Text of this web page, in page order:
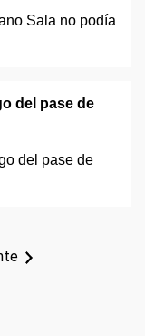
del pase de